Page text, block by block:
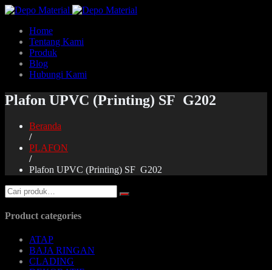
Home
Tentang Kami
Produk
Blog
Hubungi Kami
Plafon UPVC (Printing) SF G202
Beranda
/
PLAFON
/
Plafon UPVC (Printing) SF G202
Product categories
ATAP
BAJA RINGAN
CLADING